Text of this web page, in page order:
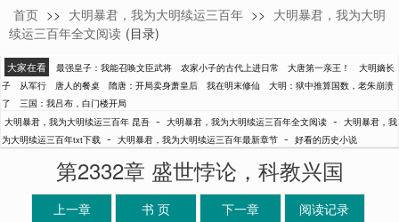
昆吾
首页 >> 大明暴君，我为大明续运三百年 >> 大明暴君，我为大明
续运三百年全文阅读 (目录)
大家在看 最强皇子：我能召唤文臣武将 农家小子的古代上进日常 大唐第一亲王！
大明嫡长
子
从军行 唐人的餐桌 隋唐：开局卖身萧皇后 我在明末修仙
大明：狱中推算国数，老朱崩溃
了
三国：我吕布，白门楼开局
大明暴君，我为大明续运三百年 昆吾 - 大明暴君，我为大明续运三百年全文阅读 - 大明暴君，我
为大明续运三百年txt下载 - 大明暴君，我为大明续运三百年最新章节 - 好看的历史小说
第2332章 盛世悖论，科教兴国
上一章 书 页 下一章 阅读记录